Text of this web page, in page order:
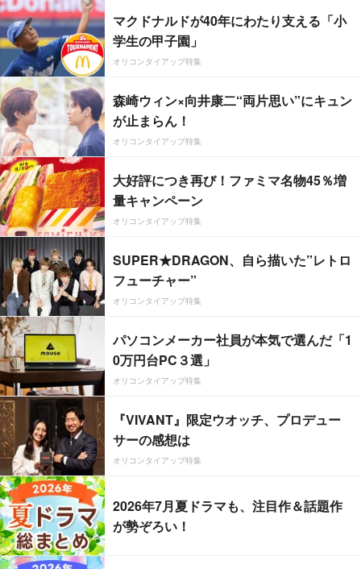
マクドナルドが40年にわたり支える「小
学生の甲子園」
オリコンタイアップ特集
森崎ウィン×向井康二“両片思い”にキュン
が止まらん！
オリコンタイアップ特集
大好評につき再び！ファミマ名物45％増
量キャンペーン
オリコンタイアップ特集
SUPER★DRAGON、自ら描いた”レトロ
フューチャー”
オリコンタイアップ特集
パソコンメーカー社員が本気で選んだ「1
0万円台PC３選」
オリコンタイアップ特集
『VIVANT』限定ウオッチ、プロデュー
サーの感想は
オリコンタイアップ特集
2026年7月夏ドラマも、注目作＆話題作
が勢ぞろい！